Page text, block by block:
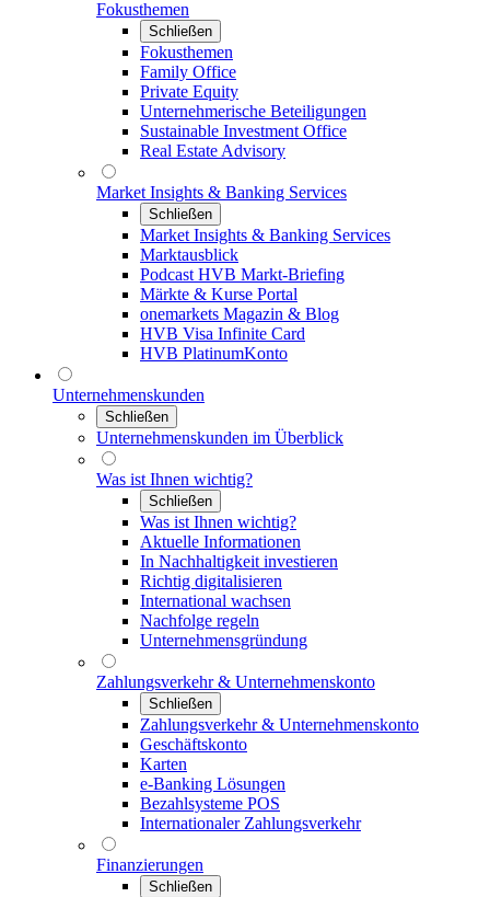
Fokusthemen
Schließen
Fokusthemen
Family Office
Private Equity
Unternehmerische Beteiligungen
Sustainable Investment Office
Real Estate Advisory
Market Insights & Banking Services
Schließen
Market Insights & Banking Services
Marktausblick
Podcast HVB Markt-Briefing
Märkte & Kurse Portal
onemarkets Magazin & Blog
HVB Visa Infinite Card
HVB PlatinumKonto
Unternehmenskunden
Schließen
Unternehmenskunden im Überblick
Was ist Ihnen wichtig?
Schließen
Was ist Ihnen wichtig?
Aktuelle Informationen
In Nachhaltigkeit investieren
Richtig digitalisieren
International wachsen
Nachfolge regeln
Unternehmensgründung
Zahlungsverkehr & Unternehmenskonto
Schließen
Zahlungsverkehr & Unternehmenskonto
Geschäftskonto
Karten
e-Banking Lösungen
Bezahlsysteme POS
Internationaler Zahlungsverkehr
Finanzierungen
Schließen